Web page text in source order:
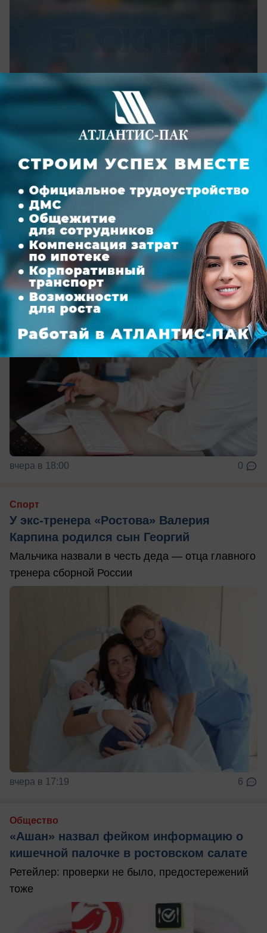
вчера в 18:30 1
Здоровье
Ростовчане задали вопросы
травматологу-ортопеду о
распространенных суставных болях
Владимир Обаян рассказал о борьбе с артрозом
большого пальца кисти
вчера в 18:00 0
Спорт
У экс-тренера «Ростова» Валерия
Карпина родился сын Георгий
Мальчика назвали в честь деда — отца главного
тренера сборной России
вчера в 17:19 6
Общество
«Ашан» назвал фейком информацию о
кишечной палочке в ростовском салате
Ретейлер: проверки не было, предостережений
тоже